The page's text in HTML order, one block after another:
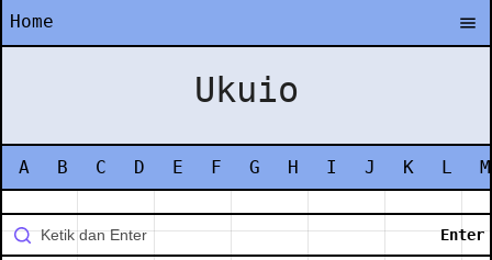
Home
Ukuio
A B C D E F G H I J K L M